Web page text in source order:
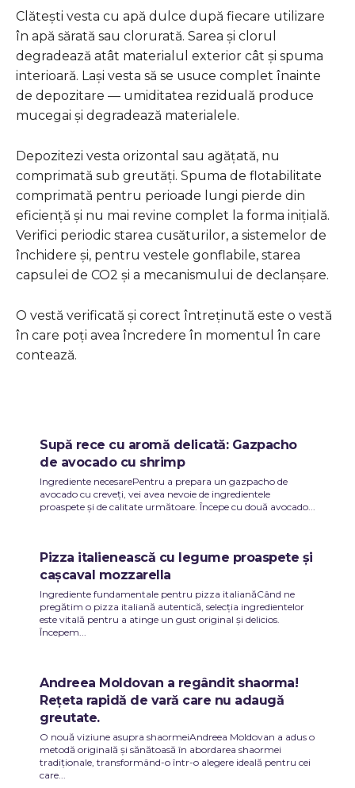
Clătești vesta cu apă dulce după fiecare utilizare
în apă sărată sau clorurată. Sarea și clorul
degradează atât materialul exterior cât și spuma
interioară. Lași vesta să se usuce complet înainte
de depozitare — umiditatea reziduală produce
mucegai și degradează materialele.
Depozitezi vesta orizontal sau agățată, nu
comprimată sub greutăți. Spuma de flotabilitate
comprimată pentru perioade lungi pierde din
eficiență și nu mai revine complet la forma inițială.
Verifici periodic starea cusăturilor, a sistemelor de
închidere și, pentru vestele gonflabile, starea
capsulei de CO2 și a mecanismului de declanșare.
O vestă verificată și corect întreținută este o vestă
în care poți avea încredere în momentul în care
contează.
Supă rece cu aromă delicată: Gazpacho
de avocado cu shrimp
Ingrediente necesarePentru a prepara un gazpacho de
avocado cu creveți, vei avea nevoie de ingredientele
proaspete și de calitate următoare. Începe cu două avocado...
Pizza italienească cu legume proaspete și
cașcaval mozzarella
Ingrediente fundamentale pentru pizza italianăCând ne
pregătim o pizza italiană autentică, selecția ingredientelor
este vitală pentru a atinge un gust original și delicios.
Începem...
Andreea Moldovan a regândit shaorma!
Rețeta rapidă de vară care nu adaugă
greutate.
O nouă viziune asupra shaormeiAndreea Moldovan a adus o
metodă originală și sănătoasă în abordarea shaormei
tradiționale, transformând-o într-o alegere ideală pentru cei
care...